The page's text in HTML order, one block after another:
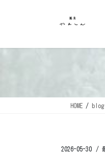
HOME blog
2026-05-30 /